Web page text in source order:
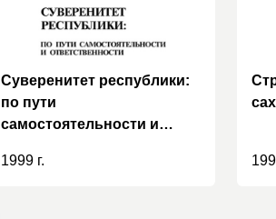
Суверенитет республики:
по пути
самостоятельности и
1999 г.